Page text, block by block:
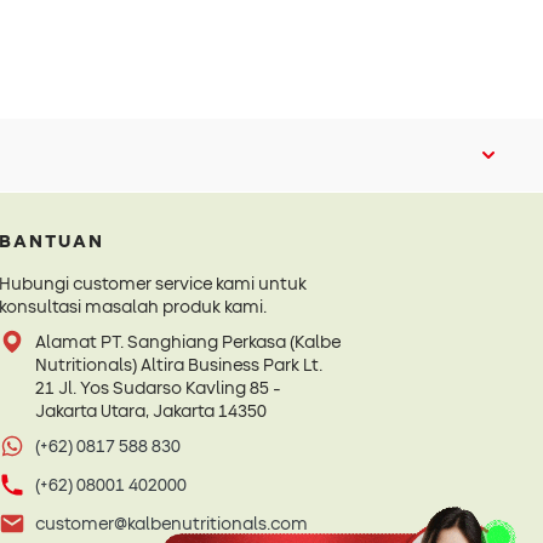
BANTUAN
Hubungi customer service kami untuk
konsultasi masalah produk kami.
Alamat PT. Sanghiang Perkasa (Kalbe
Nutritionals) Altira Business Park Lt.
21 Jl. Yos Sudarso Kavling 85 -
Jakarta Utara, Jakarta 14350
(+62) 0817 588 830
(+62) 08001 402000
customer@kalbenutritionals.com